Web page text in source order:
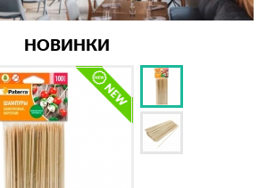
НОВИНКИ